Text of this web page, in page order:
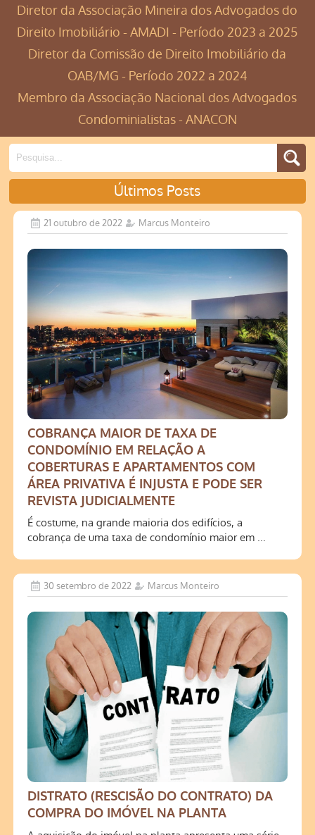
Diretor da Associação Mineira dos Advogados do
Direito Imobiliário - AMADI - Período 2023 a 2025
Diretor da Comissão de Direito Imobiliário da
OAB/MG - Período 2022 a 2024
Membro da Associação Nacional dos Advogados
Condominialistas - ANACON
Últimos Posts
21 outubro de 2022 Marcus Monteiro
COBRANÇA MAIOR DE TAXA DE
CONDOMÍNIO EM RELAÇÃO A
COBERTURAS E APARTAMENTOS COM
ÁREA PRIVATIVA É INJUSTA E PODE SER
REVISTA JUDICIALMENTE
É costume, na grande maioria dos edifícios, a
cobrança de uma taxa de condomínio maior em ...
30 setembro de 2022 Marcus Monteiro
DISTRATO (RESCISÃO DO CONTRATO) DA
COMPRA DO IMÓVEL NA PLANTA